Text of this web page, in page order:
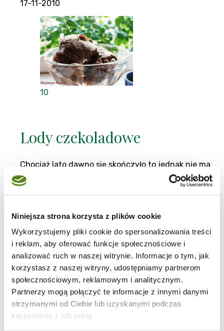
Niniejsza strona korzysta z plików cookie
Wykorzystujemy pliki cookie do spersonalizowania treści
i reklam, aby oferować funkcje społecznościowe i
analizować ruch w naszej witrynie. Informacje o tym, jak
korzystasz z naszej witryny, udostępniamy partnerom
społecznościowym, reklamowym i analitycznym.
Partnerzy mogą połączyć te informacje z innymi danymi
otrzymanymi od Ciebie lub uzyskanymi podczas
korzystania z ich usług.
17-11-2010
10
Lody czekoladowe
Chociaż lato dawno się skończyło to jednak nie ma
powodu, żeby maszynę do lodów chować w kat. Ja
niedawno swoją odświeżyłam i zrobiłam lody
czekoladowe.
Jajka
Mleko|
ponad 1h|
Czekoladowo mi...|
Na ochłodę
kasandraa6 Blog:
Magia w kuchni
20-11-2010